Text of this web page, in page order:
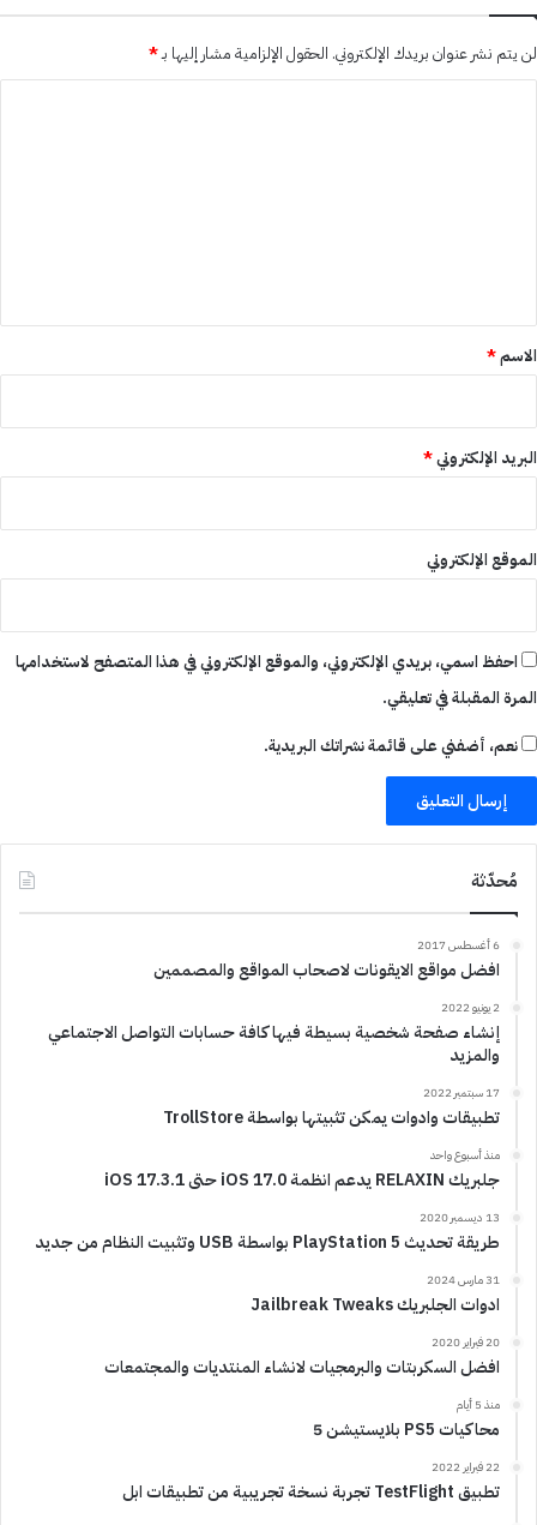
لن يتم نشر عنوان بريدك الإلكتروني. الحقول الإلزامية مشار إليها بـ*
*
الاسم*
البريد الإلكتروني*
الموقع الإلكتروني
احفظ اسمي، بريدي الإلكتروني، والموقع الإلكتروني في هذا المتصفح لاستخدامها
المرة المقبلة في تعليقي.
نعم، أضفني على قائمة نشراتك البريدية.
مُحدّثة
6 أغسطس 2017
افضل مواقع الايقونات لاصحاب المواقع والمصممين
2 يونيو 2022
إنشاء صفحة شخصية بسيطة فيها كافة حسابات التواصل الاجتماعي
والمزيد
17 سبتمبر 2022
تطبيقات وادوات يمكن تثبيتها بواسطة TrollStore
منذ أسبوع واحد
جلبريك RELAXIN يدعم انظمة iOS 17.0 حتى iOS 17.3.1
13 ديسمبر 2020
طريقة تحديث PlayStation 5 بواسطة USB وتثبيت النظام من جديد
31 مارس 2024
ادوات الجلبريك Jailbreak Tweaks
20 فبراير 2020
افضل السكربتات والبرمجيات لانشاء المنتديات والمجتمعات
منذ 5 أيام
محاكيات PS5 بلايستيشن 5
22 فبراير 2022
تطبيق TestFlight تجربة نسخة تجريبية من تطبيقات ابل